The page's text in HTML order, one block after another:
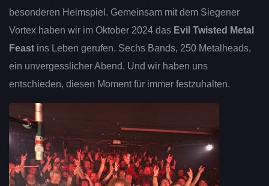
besonderen Heimspiel. Gemeinsam mit dem Siegener
Vortex haben wir im Oktober 2024 das Evil Twisted Metal
Feast ins Leben gerufen. Sechs Bands, 250 Metalheads,
ein unvergesslicher Abend. Und wir haben uns
entschieden, diesen Moment für immer festzuhalten.